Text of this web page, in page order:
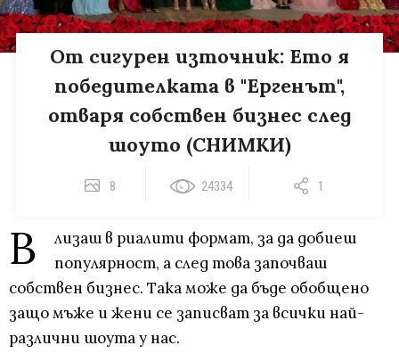
От сигурен източник: Ето я
победителката в "Ергенът",
отваря собствен бизнес след
шоуто (СНИМКИ)
8 24334 1
В
лизаш в риалити формат, за да добиеш
популярност, а след това започваш
собствен бизнес. Така може да бъде обобщено
защо мъже и жени се записват за всички най-
различни шоута у нас.